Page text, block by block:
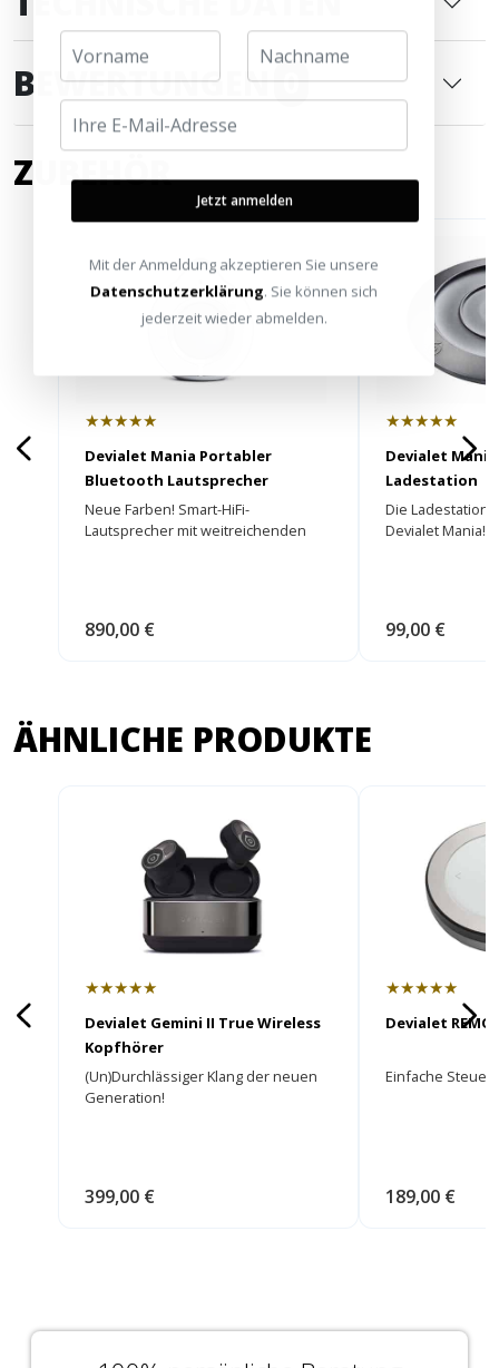
BEWERTUNGEN 0
ZUBEHÖR
★★★★★
Devialet Mania Portabler
Bluetooth Lautsprecher
Neue Farben! Smart-HiFi-
Lautsprecher mit weitreichenden
890,00 €
★★★★★
Devialet
Ladestation
Die Ladestation
Devialet Mania!
99,00 €
ÄHNLICHE PRODUKTE
★★★★★
Devialet Gemini II True Wireless
Kopfhörer
(Un)Durchlässiger Klang der neuen
Generation!
399,00 €
★★★★★
Devialet
Einfache
189,00 €
Jetzt anmelden
Mit der Anmeldung akzeptieren Sie unsere
Datenschutzerklärung. Sie können sich
jederzeit wieder abmelden.